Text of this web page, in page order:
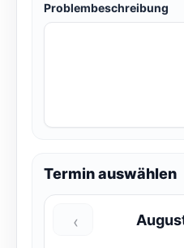
Problembeschreibung
Termin auswählen
‹